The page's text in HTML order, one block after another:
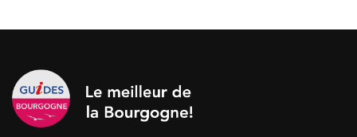
729.00€